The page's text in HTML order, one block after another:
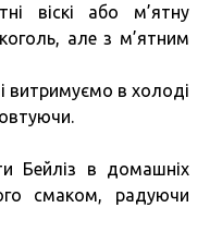
віскі або м’ятну
але з м’ятним
витримуємо в холоді
Бейліз в домашніх
смаком, радуючи